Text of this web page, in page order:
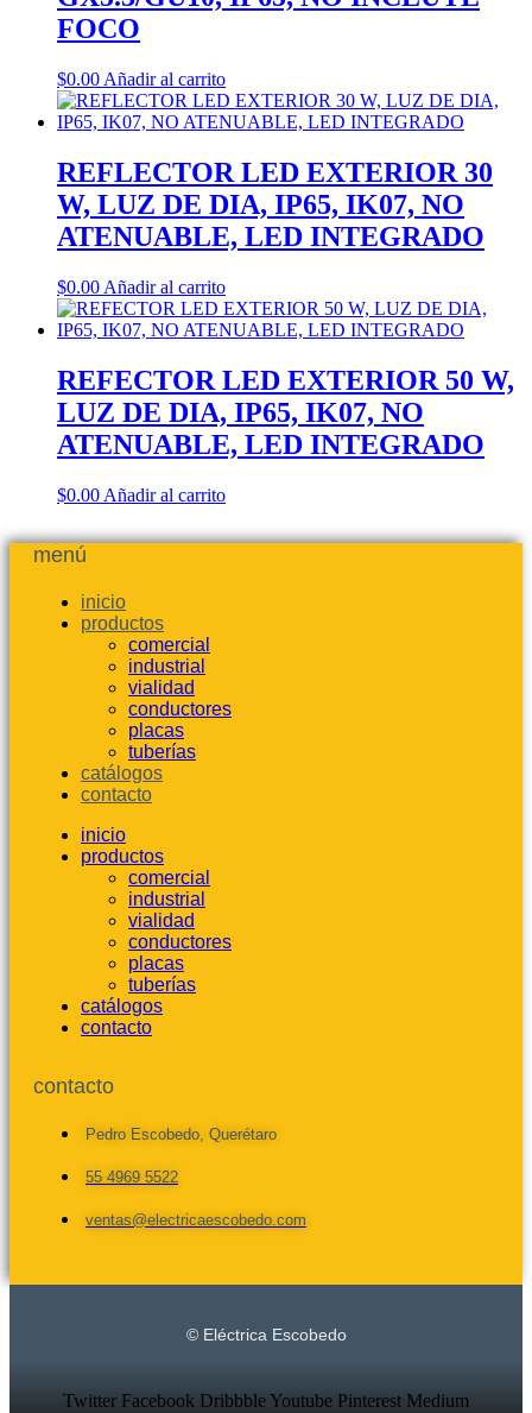
FOCO
$0.00 Añadir al carrito
REFLECTOR LED EXTERIOR 30
W, LUZ DE DIA, IP65, IK07, NO
ATENUABLE, LED INTEGRADO
$0.00 Añadir al carrito
REFECTOR LED EXTERIOR 50 W,
LUZ DE DIA, IP65, IK07, NO
ATENUABLE, LED INTEGRADO
$0.00 Añadir al carrito
menú
inicio
productos
comercial
industrial
vialidad
conductores
placas
tuberías
catálogos
contacto
inicio
productos
comercial
industrial
vialidad
conductores
placas
tuberías
catálogos
contacto
contacto
Pedro Escobedo, Querétaro
55 4969 5522
ventas@electricaescobedo.com
© Eléctrica Escobedo
Twitter Facebook DribbbleYoutube Pinterest Medium